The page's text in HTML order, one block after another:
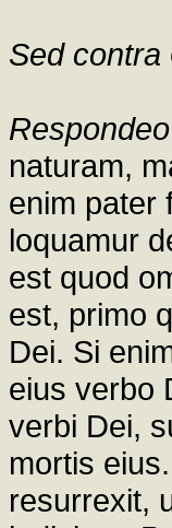
Sed contra
Respondeo
naturam,
enim pater
loquamur
est quod
est, primo
Dei. Si
eius verbo
verbi Dei,
mortis
resurrexit,